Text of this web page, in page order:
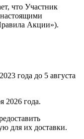
что Участник
Акции»).
года до 5 августа
2026 года.
для их доставки.